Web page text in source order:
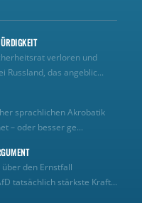
verloren und
Russland, das angeblic...
sprachlichen Akrobatik
– oder besser ge...
den Ernstfall
tatsächlich stärkste Kraft...